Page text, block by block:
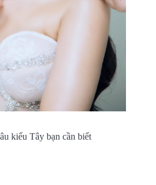
kiểu Tây bạn cần biết